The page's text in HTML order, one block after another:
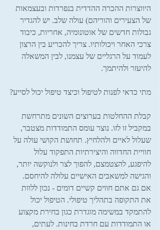
היווצרות ההכרה ההדדית בנפרדות ובעצמאות
של הצעירים והוריהם) עולה שלב. יש להגדיר
גבולות חדשים של אוטונומיה, אחריות, כיבוד
צרכי האחר ויכולותיו. צריך להכריע בין הרצון
לעמוד על הרגליים של עצמנו, לבין המשאלה
להיעזר ולהיתמך.
מתי כדאי לפנות לטיפול וכיצד טיפול יכול לסייע?
קבלת ההחלטות בערוצים השונים מתרחשת
במקביל זו לזו. נוצר עומס התמודדות מצטבר,
שעלול לאיים ולהלחיץ. תחושת הקושי עולה על
חוויית החדווה והיצירתיות התפקוד עלול
להיפגע, להצטמצם, להפוך לצר ולנוקשה יותר,
והגישה למשאבים האישיים עלולה להיחסם.
אם גם אתם חווים קשיים דומים - נכון ללוות
את התקופה בתהליך טיפולי. הטיפול יכול
להתמקד במשימה מוגדרת כגון בחירת מקצוע
או התמודדות עם חרדת בחינות. לעתים,